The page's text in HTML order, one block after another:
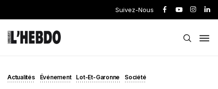
Suivez-Nous
Actualités Événement Lot-Et-Garonne Société